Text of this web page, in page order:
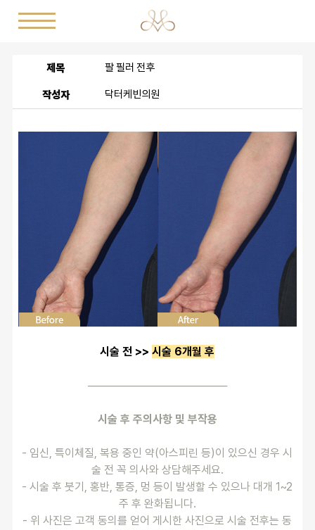
제목 팔 필러 전후
작성자 닥터케빈의원
시술 전 >> 시술 6개월 후
──────────────────
시술 후 주의사항 및 부작용
- 임신, 특이체질, 복용 중인 약(아스피린 등)이 있으신 경우 시
술 전 꼭 의사와 상담해주세요.
- 시술 후 붓기, 홍반, 통증, 멍 등이 발생할 수 있으나 대개 1~2
주 후 완화됩니다.
- 위 사진은 고객 동의를 얻어 게시한 사진으로 시술 전후는 동